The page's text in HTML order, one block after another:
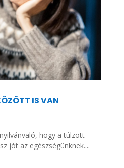
IS VAN
hogy a túlzott
jót az egészségünknek....